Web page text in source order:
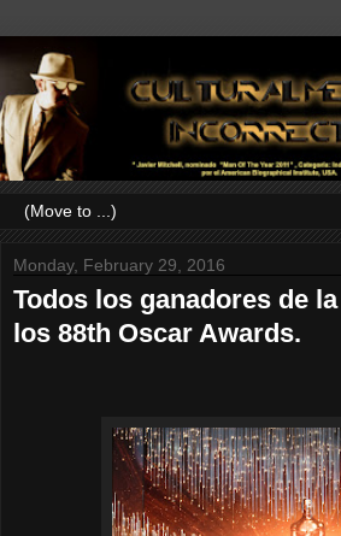
Monday, February 29, 2016
Todos los ganadores de
los 88th Oscar Awards.